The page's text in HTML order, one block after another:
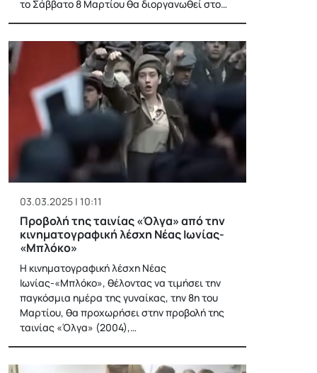
το Σάββατο 8 Μαρτίου θα διοργανωθεί στο…
03.03.2025 | 10:11
Προβολή της ταινίας «Όλγα» από την
κινηματογραφική λέσχη Νέας Ιωνίας-
«Μπλόκο»
Η κινηματογραφική λέσχη Νέας
Ιωνίας-«Μπλόκο», θέλοντας να τιμήσει την
παγκόσμια ημέρα της γυναίκας, την 8η του
Μαρτίου, θα προχωρήσει στην προβολή της
ταινίας «Όλγα» (2004),…